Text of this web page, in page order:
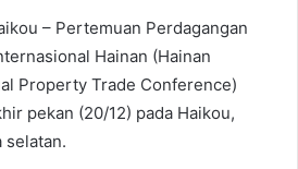
– Pertemuan Perdagangan
Hainan (Hainan
Property Trade Conference)
pekan (20/12) pada Haikou,
selatan.